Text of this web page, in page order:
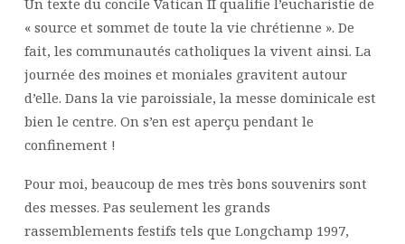
Un texte du concile Vatican II qualifie l’eucharistie de
« source et sommet de toute la vie chrétienne ». De
fait, les communautés catholiques la vivent ainsi. La
journée des moines et moniales gravitent autour
d’elle. Dans la vie paroissiale, la messe dominicale est
bien le centre. On s’en est aperçu pendant le
confinement !
Pour moi, beaucoup de mes très bons souvenirs sont
des messes. Pas seulement les grands
rassemblements festifs tels que Longchamp 1997,